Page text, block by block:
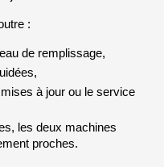
:
de remplissage,
à jour ou le service
les deux machines
proches.